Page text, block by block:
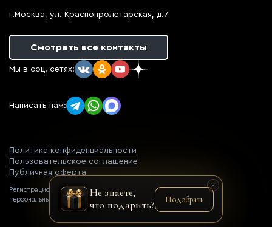
г.Москва, ул. Краснопролетарская, д.7
Смотреть все контакты
Мы в соц. сетях:
Написать нам:
Политика конфиденциальности
Пользовательское соглашение
Публичная оферта
Регистрационный номер оператора
персональных данных: 77-22-069752
Не знаете,
что подарить?
Подобрать